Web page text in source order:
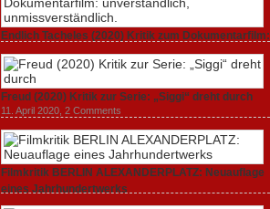
3. Oktober 2020,2 Comments
Endlich Tacheles (2020) Kritik zum Dokumentarfilm:
unverständlich, unmissverständlich.
19. Mai 2020,0 Comments
Freud (2020) Kritik zur Serie: „Siggi“ dreht durch
11. April 2020, 2 Comments
Filmkritik BERLIN ALEXANDERPLATZ: Neuauflage
eines Jahrhundertwerks